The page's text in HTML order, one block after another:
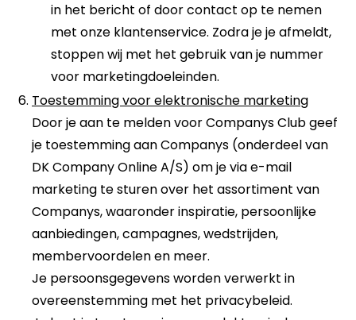
in het bericht of door contact op te nemen
met onze klantenservice. Zodra je je afmeldt,
stoppen wij met het gebruik van je nummer
voor marketingdoeleinden.
Toestemming voor elektronische marketing
Door je aan te melden voor Companys Club geef
je toestemming aan Companys (onderdeel van
DK Company Online A/S) om je via e-mail
marketing te sturen over het assortiment van
Companys, waaronder inspiratie, persoonlijke
aanbiedingen, campagnes, wedstrijden,
membervoordelen en meer.
Je persoonsgegevens worden verwerkt in
overeenstemming met het privacybeleid.